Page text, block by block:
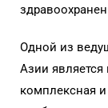
Одной из
Азии
комплексная и